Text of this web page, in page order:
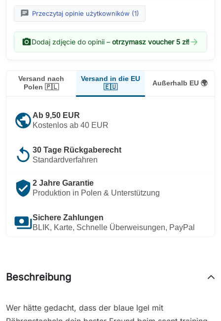
chat Przeczytaj opinie użytkowników (1)
photo_cameraDodaj zdjęcie do opinii – otrzymasz voucher 5 zł!arrow_forward
Versand nach
Polen 🇵🇱
Versand in die EU
🇪🇺
Außerhalb EU 🌍
public Ab 9,50 EUR
Kostenlos ab 40 EUR
replay 30 Tage Rückgaberecht
Standardverfahren
verified_user 2 Jahre Garantie
Produktion in Polen & Unterstützung
paymentsSichere Zahlungen
BLIK, Karte, Schnelle Überweisungen, PayPal
Beschreibung
Wer hätte gedacht, dass der blaue Igel mit